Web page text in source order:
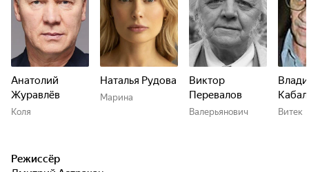
Анатолий
Журавлёв
Коля
Наталья Рудова
Марина
Виктор
Перевалов
Валерьянович Витек
Режиссёр